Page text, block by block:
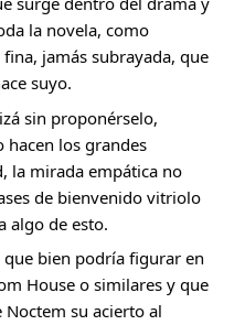
la novela, como
jamás subrayada, que
suyo.
sin proponérselo,
los grandes
la mirada empática no
de bienvenido vitriolo
algo de esto.
bien podría figurar en
House o similares y que
Noctem su acierto al